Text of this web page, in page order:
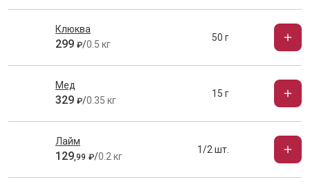
Клюква
299 ₽/0.5 кг
50 г
Мед
329 ₽/0.35 кг
15 г
Лайм
129,99 ₽/0.2 кг
1/2 шт.